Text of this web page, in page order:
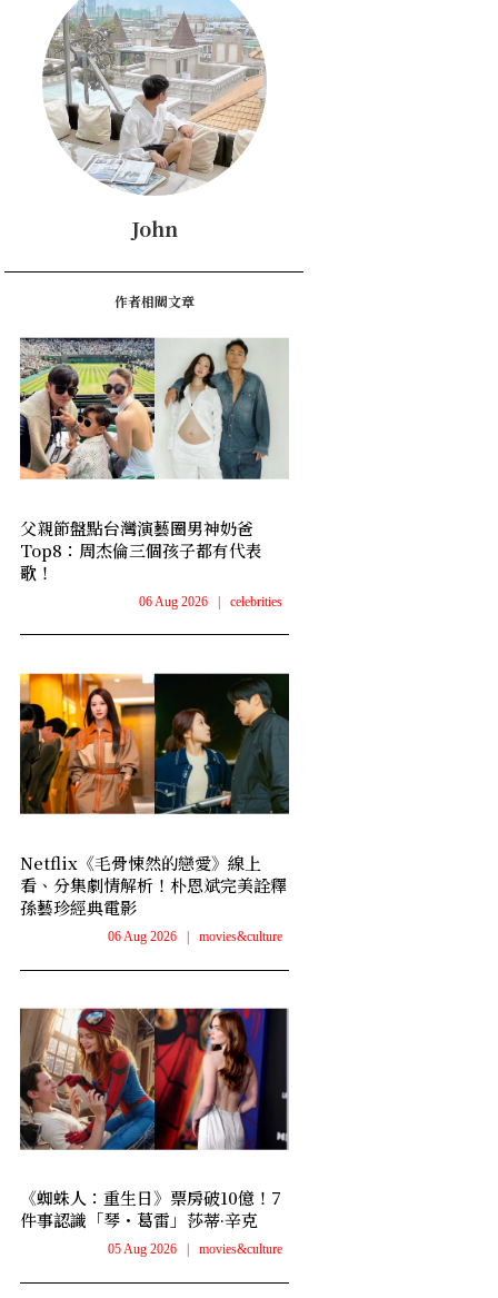
John
作者相關文章
父親節盤點台灣演藝圈男神奶爸
Top8：周杰倫三個孩子都有代表
歌！
06 Aug 2026 | celebrities
Netflix《毛骨悚然的戀愛》線上
看、分集劇情解析！朴恩斌完美詮釋
孫藝珍經典電影
06 Aug 2026 movies&culture
《蜘蛛人：重生日》票房破10億！7
件事認識「琴・葛雷」莎蒂·辛克
05 Aug 2026 movies&culture